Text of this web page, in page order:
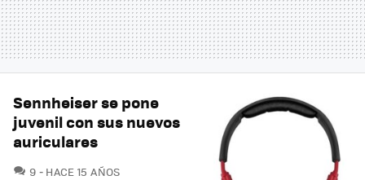
Sennheiser se pone
juvenil con sus nuevos
auriculares
9 COMENTARIOS
HACE 15 AÑOS